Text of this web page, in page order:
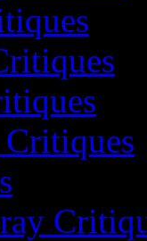
Critiques